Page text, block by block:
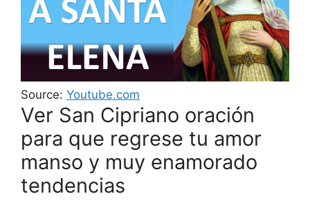
Source: Youtube.com
Ver San Cipriano oración
para que regrese tu amor
manso y muy enamorado
tendencias